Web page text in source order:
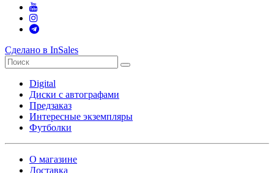
Сделано в InSales
Digital
Диски с автографами
Предзаказ
Интересные экземпляры
Футболки
О магазине
Доставка